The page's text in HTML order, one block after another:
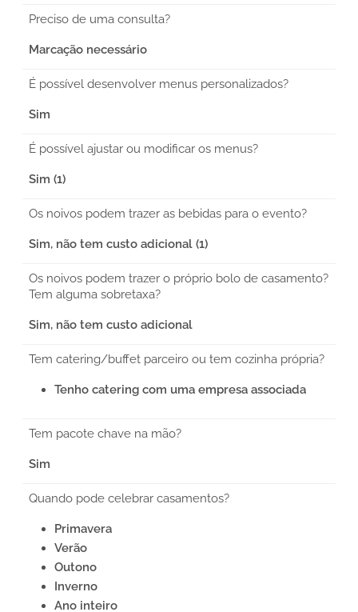
Preciso de uma consulta?
Marcação necessário
É possível desenvolver menus personalizados?
Sim
É possível ajustar ou modificar os menus?
Sim (1)
Os noivos podem trazer as bebidas para o evento?
Sim, não tem custo adicional (1)
Os noivos podem trazer o próprio bolo de casamento?
Tem alguma sobretaxa?
Sim, não tem custo adicional
Tem catering/buffet parceiro ou tem cozinha própria?
Tenho catering com uma empresa associada
Tem pacote chave na mão?
Sim
Quando pode celebrar casamentos?
Primavera
Verão
Outono
Inverno
Ano inteiro